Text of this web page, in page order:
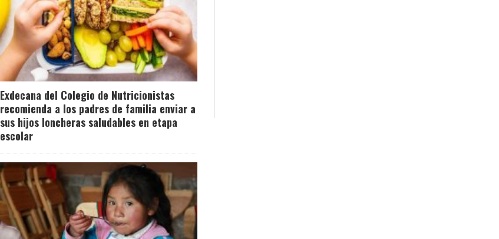
Exdecana del Colegio de Nutricionistas
recomienda a los padres de familia enviar a
sus hijos loncheras saludables en etapa
escolar